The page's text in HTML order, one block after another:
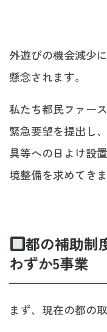
外遊びの機会減少
懸念されます。
私たち都民ファー
緊急要望を提出し
具等への日よけ設
境整備を求めてきま
都の補助制
わずか5事業
まず、現在の都の